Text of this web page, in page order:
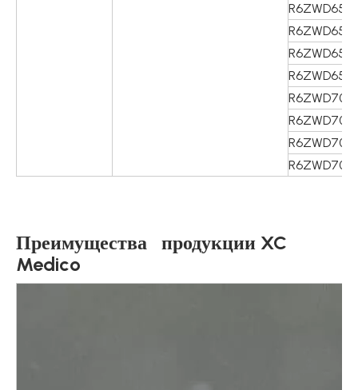
R6ZWD6535
Преимущества продукции XC
Medico